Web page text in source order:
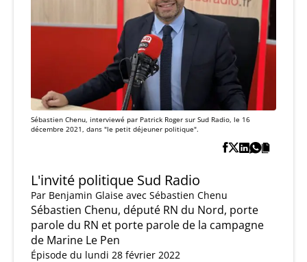
Sébastien Chenu, interviewé par Patrick Roger sur Sud Radio, le 16
décembre 2021, dans "le petit déjeuner politique".
L'invité politique Sud Radio
Par Benjamin Glaise avec Sébastien Chenu
Sébastien Chenu, député RN du Nord, porte
parole du RN et porte parole de la campagne
de Marine Le Pen
Épisode du lundi 28 février 2022